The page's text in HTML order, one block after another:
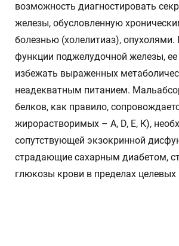
возможность диагностировать
железы, обусловленную
болезнью (холелитиаз),
функции поджелудочной железы,
избежать выраженных
неадекватным питанием.
белков, как правило,
жирорастворимых – А, D, Е, К),
сопутствующей экзокринной
страдающие сахарным диабетом,
глюкозы крови в пределах целевых